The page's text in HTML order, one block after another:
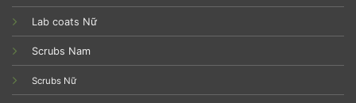
Lab coats Nữ
Scrubs Nam
Scrubs Nữ